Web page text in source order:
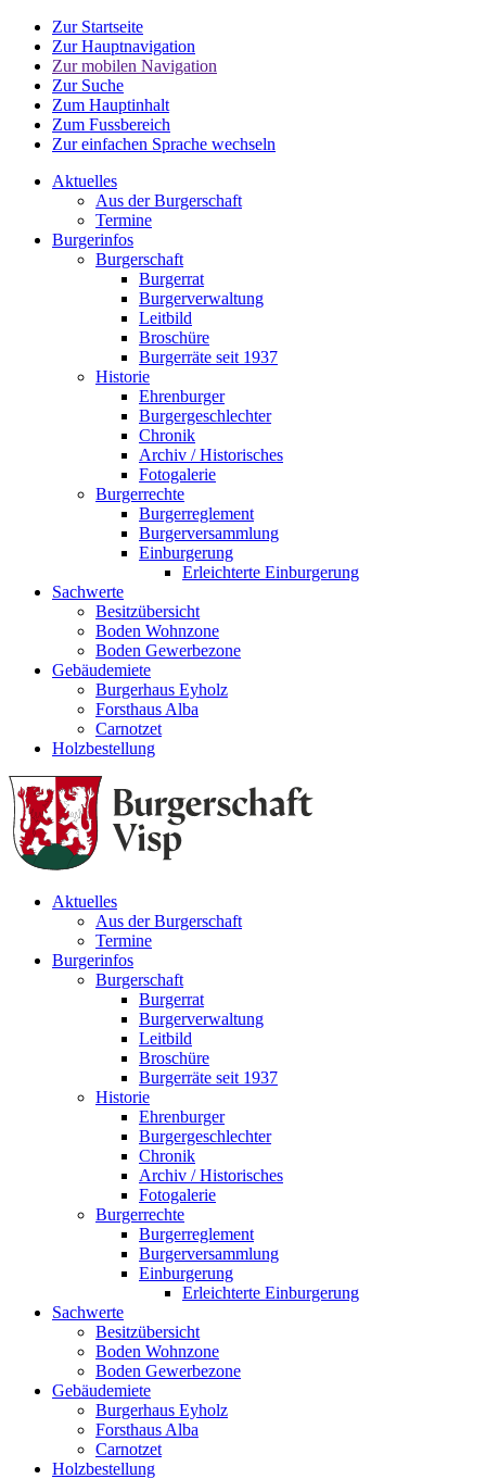
Zur Startseite
Zur Hauptnavigation
Zur mobilen Navigation
Zur Suche
Zum Hauptinhalt
Zum Fussbereich
Zur einfachen Sprache wechseln
Aktuelles
Aus der Burgerschaft
Termine
Burgerinfos
Burgerschaft
Burgerrat
Burgerverwaltung
Leitbild
Broschüre
Burgerräte seit 1937
Historie
Ehrenburger
Burgergeschlechter
Chronik
Archiv / Historisches
Fotogalerie
Burgerrechte
Burgerreglement
Burgerversammlung
Einburgerung
Erleichterte Einburgerung
Sachwerte
Besitzübersicht
Boden Wohnzone
Boden Gewerbezone
Gebäudemiete
Burgerhaus Eyholz
Forsthaus Alba
Carnotzet
Holzbestellung
Aktuelles
Aus der Burgerschaft
Termine
Burgerinfos
Burgerschaft
Burgerrat
Burgerverwaltung
Leitbild
Broschüre
Burgerräte seit 1937
Historie
Ehrenburger
Burgergeschlechter
Chronik
Archiv / Historisches
Fotogalerie
Burgerrechte
Burgerreglement
Burgerversammlung
Einburgerung
Erleichterte Einburgerung
Sachwerte
Besitzübersicht
Boden Wohnzone
Boden Gewerbezone
Gebäudemiete
Burgerhaus Eyholz
Forsthaus Alba
Carnotzet
Holzbestellung